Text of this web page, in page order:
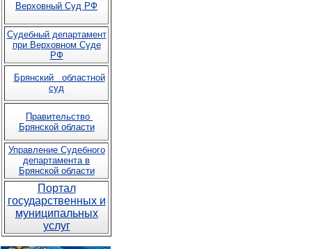
Верховный Суд РФ
Судебный департамент
при Верховном Суде
РФ
Брянский областной
суд
Правительство
Брянской области
Управление Судебного
департамента в
Брянской области
Портал
государственных и
муниципальных
услуг